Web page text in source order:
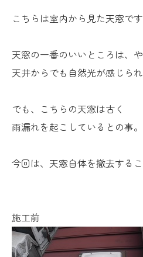
こちらは室内から見た天窓です
天窓の一番のいいところは、
天井からでも自然光が感じら
でも、こちらの天窓は古く
雨漏れを起こしているとの事。
今回は、天窓自体を撤去する
施工前